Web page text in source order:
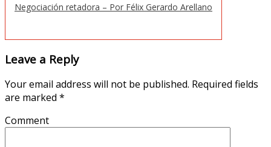
Negociación retadora – Por Félix Gerardo Arellano
Leave a Reply
Your email address will not be published. Required fields
are marked *
Comment